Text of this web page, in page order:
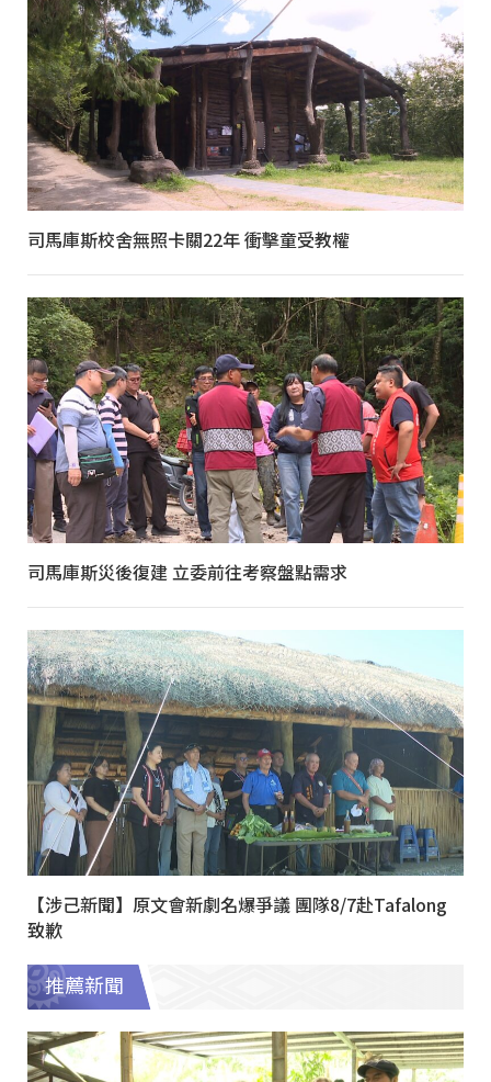
司馬庫斯校舍無照卡關22年 衝擊童受教權
司馬庫斯災後復建 立委前往考察盤點需求
【涉己新聞】原文會新劇名爆爭議 團隊8/7赴Tafalong
致歉
推薦新聞